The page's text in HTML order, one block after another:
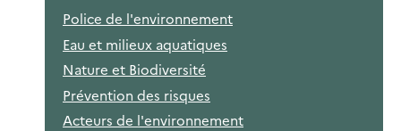
Police de l'environnement
Eau et milieux aquatiques
Nature et Biodiversité
Prévention des risques
Acteurs de l'environnement